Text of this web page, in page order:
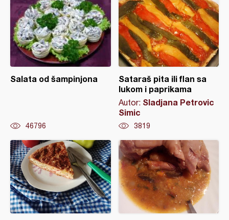
Salata od šampinjona
46796
Sataraš pita ili flan sa
lukom i paprikama
Autor: Sladjana Petrovic
Simic
3819